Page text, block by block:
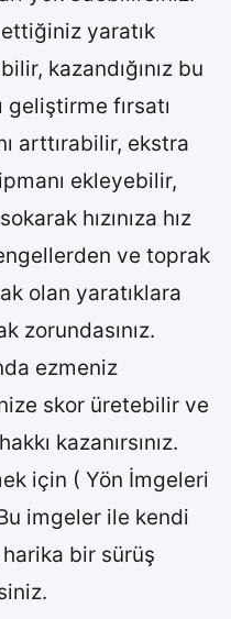
yaratık
kazandığınız bu
geliştirme fırsatı
arttırabilir, ekstra
ekleyebilir,
hızınıza hız
ve toprak
olan yaratıklara
zorundasınız.
ezmeniz
skor üretebilir ve
kazanırsınız.
için ( Yön İmgeleri
imgeler ile kendi
harika bir sürüş